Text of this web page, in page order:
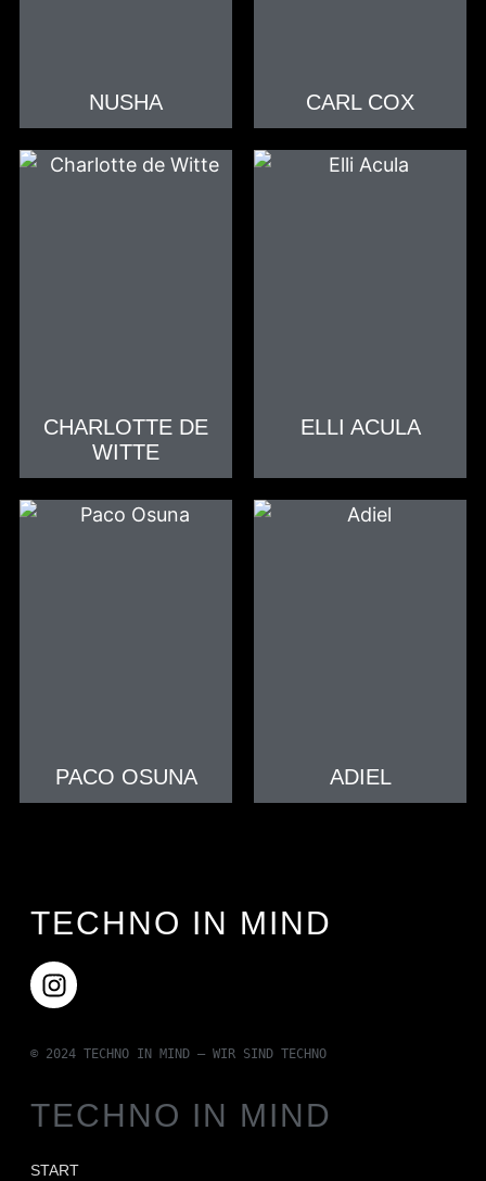
NUSHA CARL COX
CHARLOTTE DE
WITTE
ELLI ACULA
PACO OSUNA ADIEL
TECHNO IN MIND
© 2024 TECHNO IN MIND – WIR SIND TECHNO
TECHNO IN MIND
START